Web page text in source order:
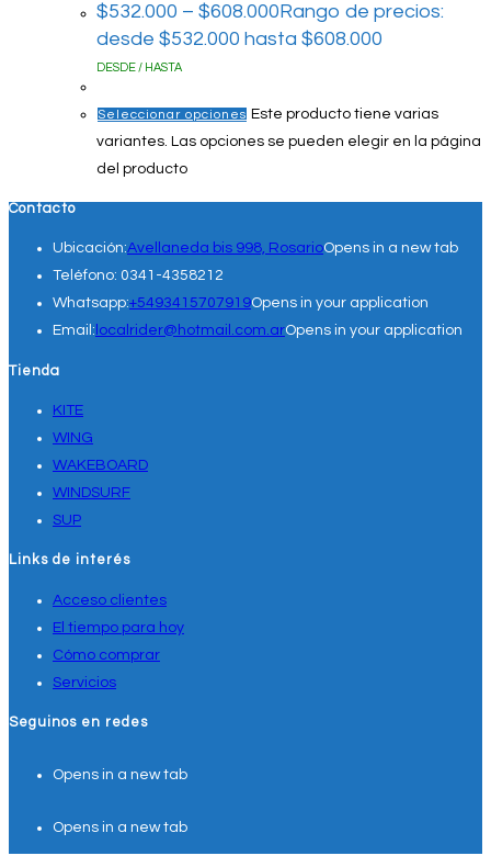
$532.000 – $608.000Rango de precios:
desde $532.000 hasta $608.000
DESDE / HASTA
Seleccionar opciones Este producto tiene varias
variantes. Las opciones se pueden elegir en la página
del producto
Contacto
Ubicación:Avellaneda bis 998, RosarioOpens in a new tab
Teléfono: 0341-4358212
Whatsapp:+5493415707919Opens in your application
Email: localrider@hotmail.com.arOpens in your application
Tienda
KITE
WING
WAKEBOARD
WINDSURF
SUP
Links de interés
Acceso clientes
El tiempo para hoy
Cómo comprar
Servicios
Seguinos en redes
Opens in a new tab
Opens in a new tab